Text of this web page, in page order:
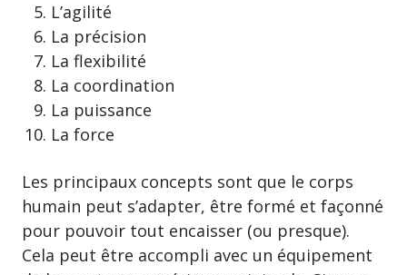
L’agilité
La précision
La flexibilité
La coordination
La puissance
La force
Les principaux concepts sont que le corps
humain peut s’adapter, être formé et façonné
pour pouvoir tout encaisser (ou presque).
Cela peut être accompli avec un équipement